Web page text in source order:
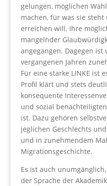
gelungen, möglichen
machen, für was sie
erreichen will. Ihre
mangelnder
angegangen. Dagegen ist
vergangenen Jahren
Für eine starke LINKE ist
Profil klärt und stets
konsequente
und sozial
ist. Dazu gehören
jeglichen Geschlechts
und in zunehmendem
Migrationsgeschichte.
Es ist auch
der Sprache der